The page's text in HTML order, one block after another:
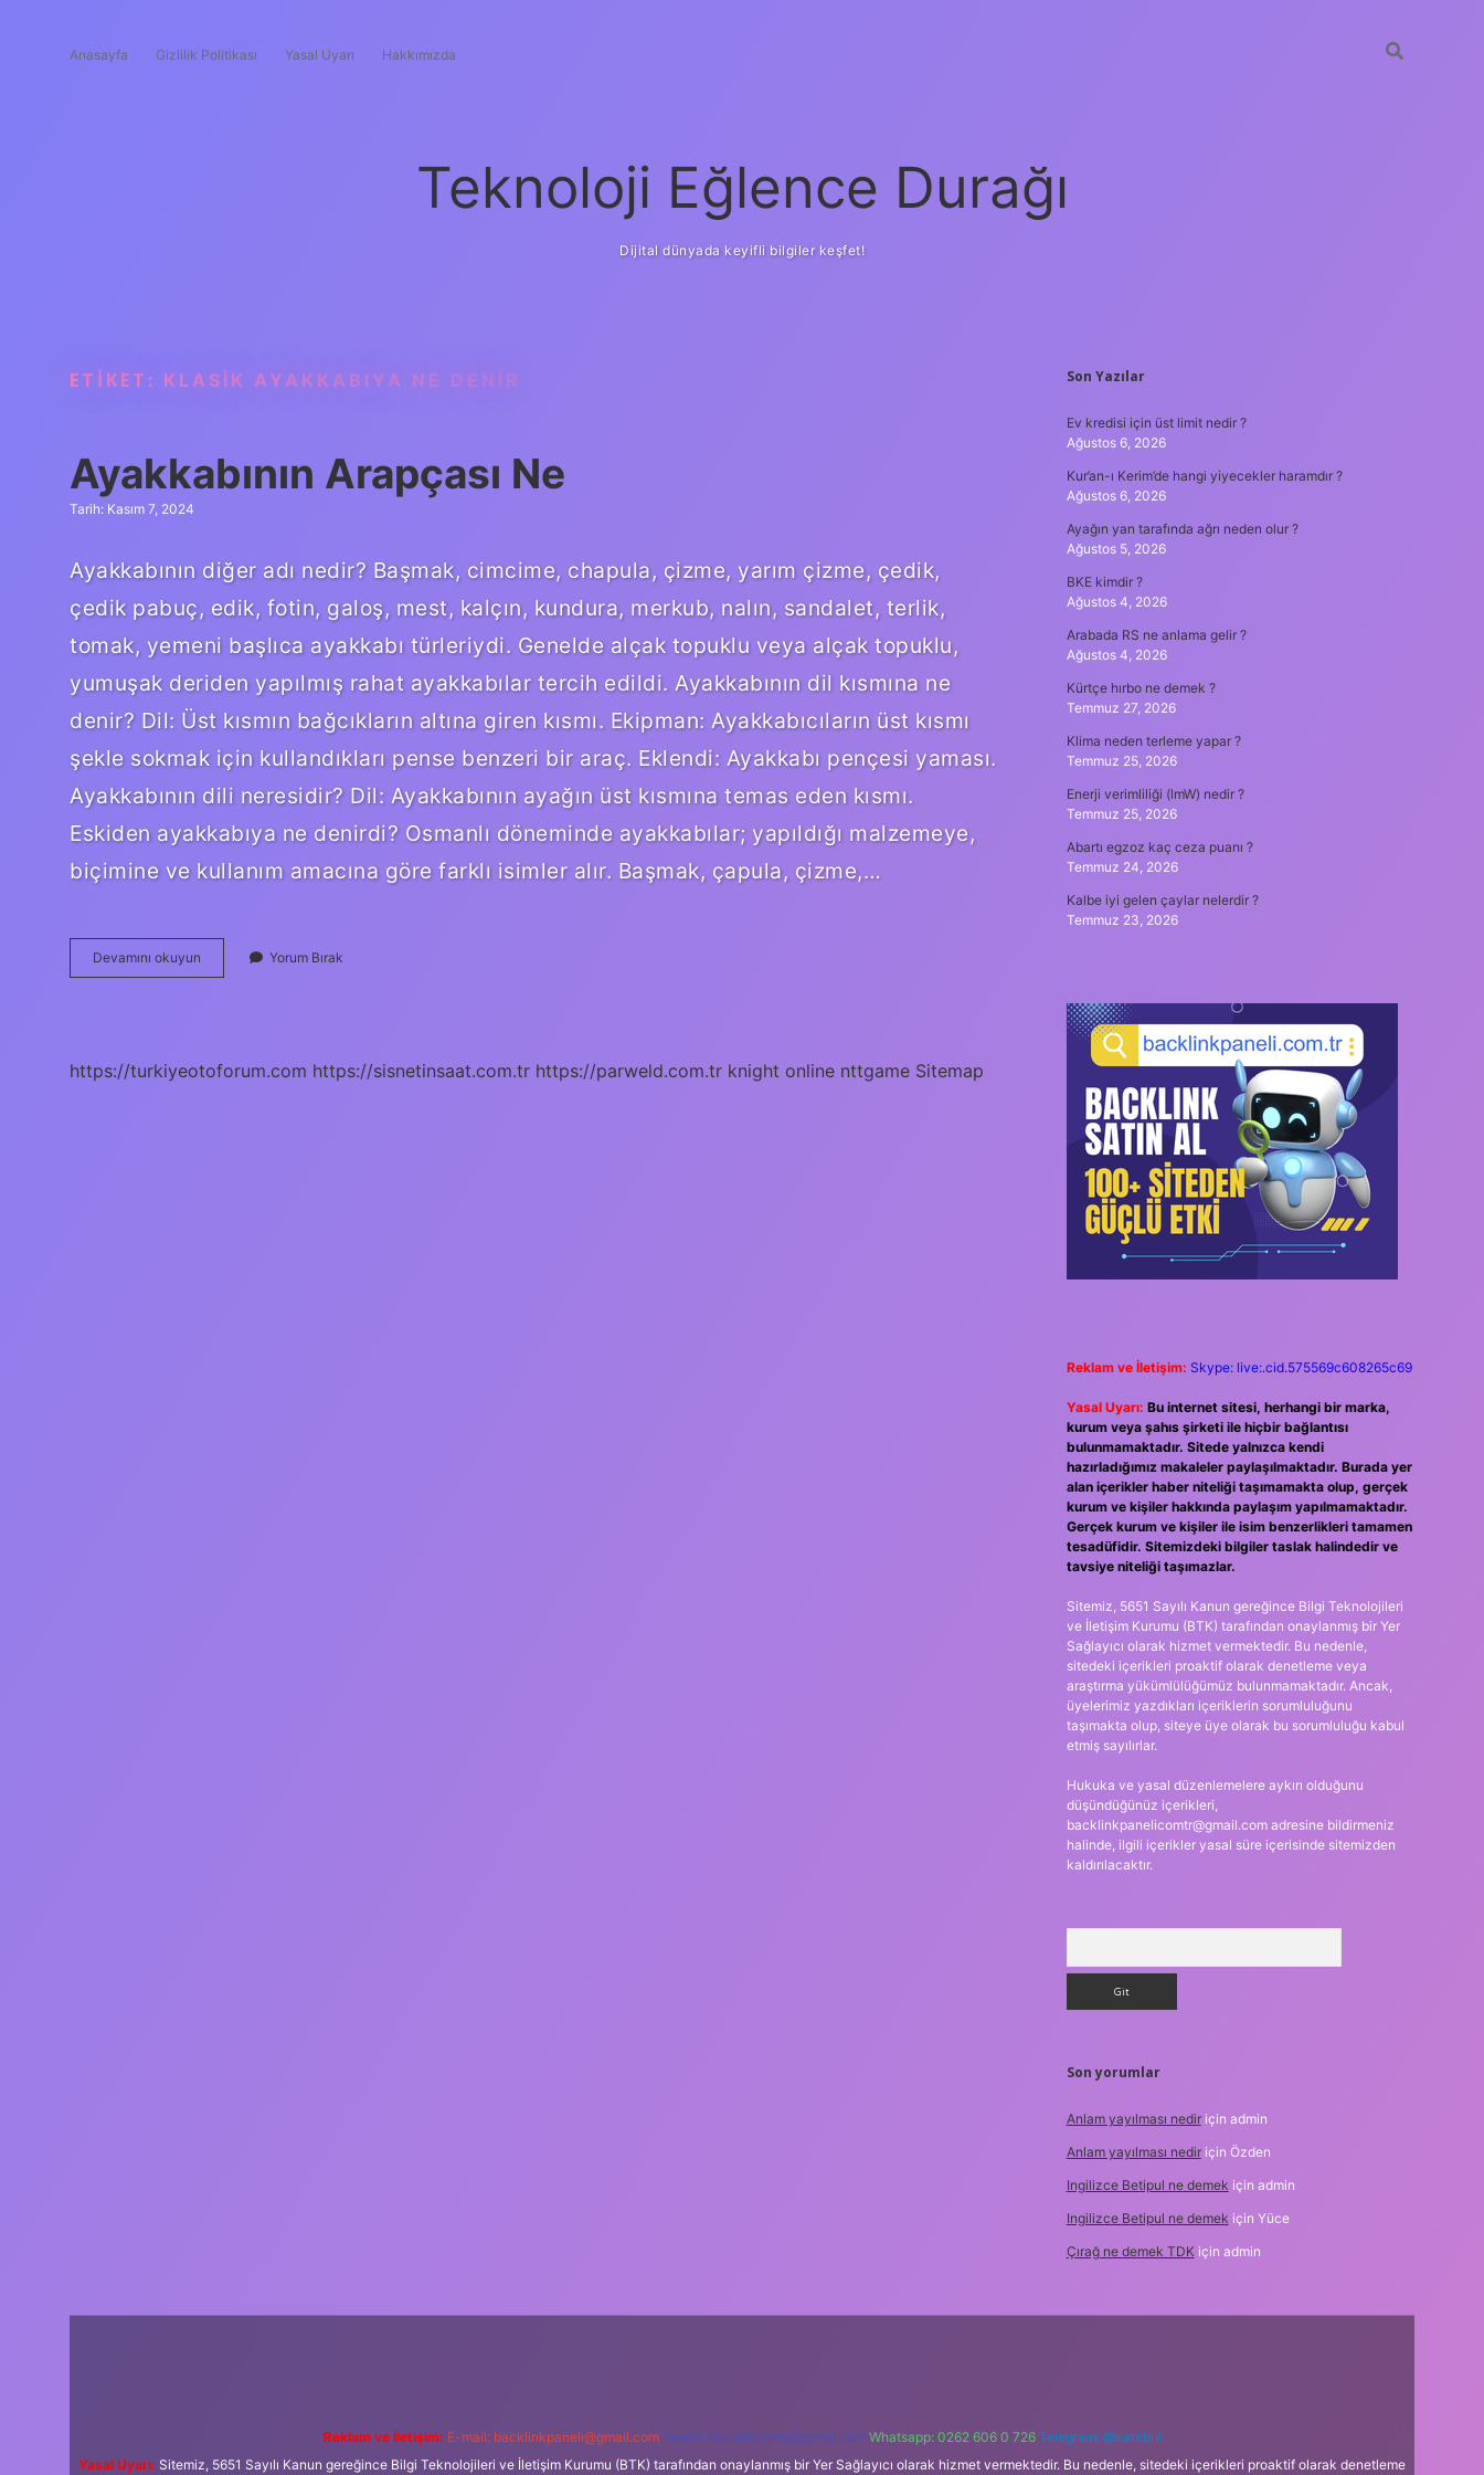
Anasayfa Gizlilik Politikası Yasal Uyarı Hakkımızda
Teknoloji Eğlence Durağı
Dijital dünyada keyifli bilgiler keşfet!
ETIKET: KLASIK AYAKKABIYA NE DENIR
Ayakkabının Arapçası Ne
Tarih: Kasım 7, 2024
Ayakkabının diğer adı nedir? Başmak, cimcime, chapula, çizme, yarım çizme, çedik,
çedik pabuç, edik, fotin, galoş, mest, kalçın, kundura, merkub, nalın, sandalet, terlik,
tomak, yemeni başlıca ayakkabı türleriydi. Genelde alçak topuklu veya alçak topuklu,
yumuşak deriden yapılmış rahat ayakkabılar tercih edildi. Ayakkabının dil kısmına ne
denir? Dil: Üst kısmın bağcıkların altına giren kısmı. Ekipman: Ayakkabıcıların üst kısmı
şekle sokmak için kullandıkları pense benzeri bir araç. Eklendi: Ayakkabı pençesi yaması.
Ayakkabının dili neresidir? Dil: Ayakkabının ayağın üst kısmına temas eden kısmı.
Eskiden ayakkabıya ne denirdi? Osmanlı döneminde ayakkabılar; yapıldığı malzemeye,
biçimine ve kullanım amacına göre farklı isimler alır. Başmak, çapula, çizme,…
Devamını okuyun Ayakkabının
Arapçası
Yorum Bırak
https://turkiyeotoforum.com https://sisnetinsaat.com.tr https://parweld.com.tr knight online nttgame Sitemap
SIDEBAR
Son Yazılar
Ev kredisi için üst limit nedir ?
Ağustos 6, 2026
Kur’an-ı Kerim’de hangi yiyecekler haramdır ?
Ağustos 6, 2026
Ayağın yan tarafında ağrı neden olur ?
Ağustos 5, 2026
BKE kimdir ?
Ağustos 4, 2026
Arabada RS ne anlama gelir ?
Ağustos 4, 2026
Kürtçe hırbo ne demek ?
Temmuz 27, 2026
Klima neden terleme yapar ?
Temmuz 25, 2026
Enerji verimliliği (lmW) nedir ?
Temmuz 25, 2026
Abartı egzoz kaç ceza puanı ?
Temmuz 24, 2026
Kalbe iyi gelen çaylar nelerdir ?
Temmuz 23, 2026
Reklam ve İletişim: Skype: live:.cid.575569c608265c69
Yasal Uyarı: Bu internet sitesi, herhangi bir marka,
kurum veya şahıs şirketi ile hiçbir bağlantısı
bulunmamaktadır. Sitede yalnızca kendi
hazırladığımız makaleler paylaşılmaktadır. Burada yer
alan içerikler haber niteliği taşımamakta olup, gerçek
kurum ve kişiler hakkında paylaşım yapılmamaktadır.
Gerçek kurum ve kişiler ile isim benzerlikleri tamamen
tesadüfidir. Sitemizdeki bilgiler taslak halindedir ve
tavsiye niteliği taşımazlar.
Sitemiz, 5651 Sayılı Kanun gereğince Bilgi Teknolojileri
ve İletişim Kurumu (BTK) tarafından onaylanmış bir Yer
Sağlayıcı olarak hizmet vermektedir. Bu nedenle,
sitedeki içerikleri proaktif olarak denetleme veya
araştırma yükümlülüğümüz bulunmamaktadır. Ancak,
üyelerimiz yazdıkları içeriklerin sorumluluğunu
taşımakta olup, siteye üye olarak bu sorumluluğu kabul
etmiş sayılırlar.
Hukuka ve yasal düzenlemelere aykırı olduğunu
düşündüğünüz içerikleri,
backlinkpanelicomtr@gmail.comadresine bildirmeniz
halinde, ilgili içerikler yasal süre içerisinde sitemizden
kaldırılacaktır.
Son yorumlar
Anlam yayılması nediriçin admin
Anlam yayılması nediriçin Özden
Ingilizce Betipul ne demek için admin
Ingilizce Betipul ne demek için Yüce
Çırağ ne demek TDKiçin admin
Reklam ve İletişim: E-mail: backlinkpaneli@gmail.com Teams: forumhizmeti@gmail.com Whatsapp: 0262 606 0 726 Telegram: @karabul
Yasal Uyarı: Sitemiz, 5651 Sayılı Kanun gereğince Bilgi Teknolojileri ve İletişim Kurumu (BTK) tarafından onaylanmış bir Yer Sağlayıcı olarak hizmet vermektedir. Bu nedenle, sitedeki içerikleri proaktif olarak denetleme